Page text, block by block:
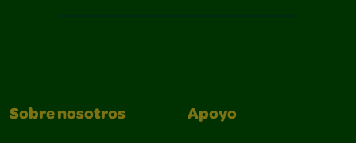
Sobre nosotros Apoyo